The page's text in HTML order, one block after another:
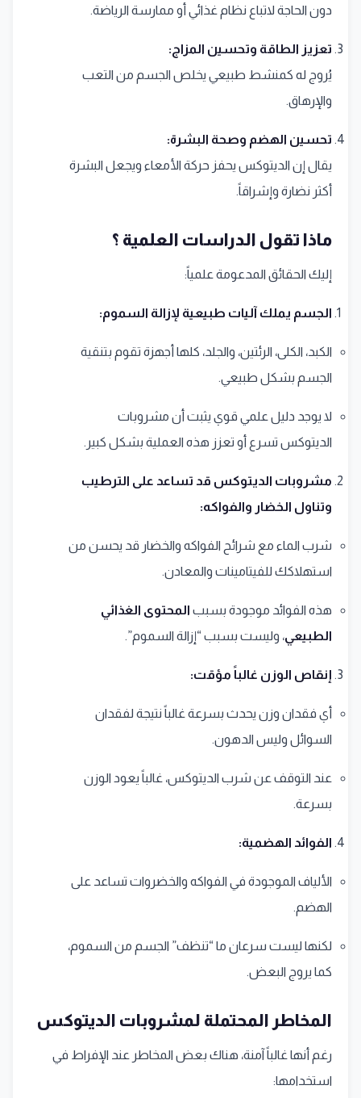
دون الحاجة لاتباع نظام غذائي أو ممارسة الرياضة.
تعزيز الطاقة وتحسين المزاج:
يُروج له كمنشط طبيعي يخلص الجسم من التعب
والإرهاق.
تحسين الهضم وصحة البشرة:
يقال إن الديتوكس يحفز حركة الأمعاء ويجعل البشرة
أكثر نضارة وإشراقاً.
ماذا تقول الدراسات العلمية ؟
إليك الحقائق المدعومة علمياً:
الجسم يملك آليات طبيعية لإزالة السموم:
الكبد، الكلى، الرئتين، والجلد، كلها أجهزة تقوم بتنقية
الجسم بشكل طبيعي.
لا يوجد دليل علمي قوي يثبت أن مشروبات
الديتوكس تسرع أو تعزز هذه العملية بشكل كبير.
مشروبات الديتوكس قد تساعد على الترطيب
وتناول الخضار والفواكه:
شرب الماء مع شرائح الفواكه والخضار قد يحسن من
استهلاكك للفيتامينات والمعادن.
هذه الفوائد موجودة بسبب المحتوى الغذائي
الطبيعي، وليست بسبب “إزالة السموم”.
إنقاص الوزن غالباً مؤقت:
أي فقدان وزن يحدث بسرعة غالباً نتيجة لفقدان
السوائل وليس الدهون.
عند التوقف عن شرب الديتوكس، غالباً يعود الوزن
بسرعة.
الفوائد الهضمية:
الألياف الموجودة في الفواكه والخضروات تساعد على
الهضم.
لكنها ليست سرعان ما “تنظف” الجسم من السموم،
كما يروج البعض.
المخاطر المحتملة لمشروبات الديتوكس
رغم أنها غالباً آمنة، هناك بعض المخاطر عند الإفراط في
استخدامها: